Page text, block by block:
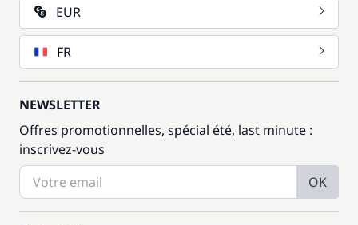
EUR
FR
NEWSLETTER
Offres promotionnelles, spécial été, last minute :
inscrivez-vous
OK